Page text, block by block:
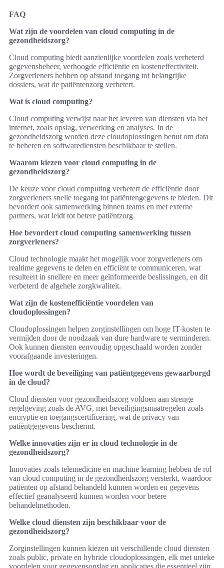
FAQ
Wat zijn de voordelen van cloud computing in de
gezondheidszorg?
Cloud computing biedt aanzienlijke voordelen zoals verbeterd
gegevensbeheer, verhoogde efficiëntie en kosteneffectiviteit.
Zorgverleners hebben op afstand toegang tot belangrijke
dossiers, wat de patiëntenzorg verbetert.
Wat is cloud computing?
Cloud computing verwijst naar het leveren van diensten via het
internet, zoals opslag, verwerking en analyses. In de
gezondheidszorg worden deze cloudoplossingen benut om data
te beheren en softwarediensten beschikbaar te stellen.
Waarom kiezen voor cloud computing in de
gezondheidszorg?
De keuze voor cloud computing verbetert de efficiëntie door
zorgverleners snelle toegang tot patiëntengegevens te bieden. Dit
bevordert ook samenwerking binnen teams en met externe
partners, wat leidt tot betere patiëntzorg.
Hoe bevordert cloud computing samenwerking tussen
zorgverleners?
Cloud technologie maakt het mogelijk voor zorgverleners om
realtime gegevens te delen en efficiënt te communiceren, wat
resulteert in snellere en meer geïnformeerde beslissingen, en dit
verbeterd de algehele zorgkwaliteit.
Wat zijn de kostenefficiëntie voordelen van
cloudoplossingen?
Cloudoplossingen helpen zorginstellingen om hoge IT-kosten te
vermijden door de noodzaak van dure hardware te verminderen.
Ook kunnen diensten eenvoudig opgeschaald worden zonder
voorafgaande investeringen.
Hoe wordt de beveiliging van patiëntgegevens gewaarborgd
in de cloud?
Cloud diensten voor gezondheidszorg voldoen aan strenge
regelgeving zoals de AVG, met beveiligingsmaatregelen zoals
encryptie en toegangscertificering, wat de privacy van
patiëntgegevens beschermt.
Welke innovaties zijn er in cloud technologie in de
gezondheidszorg?
Innovaties zoals telemedicine en machine learning hebben de rol
van cloud computing in de gezondheidszorg versterkt, waardoor
patiënten op afstand behandeld kunnen worden en gegevens
effectief geanalyseerd kunnen worden voor betere
behandelmethoden.
Welke cloud diensten zijn beschikbaar voor de
gezondheidszorg?
Zorginstellingen kunnen kiezen uit verschillende cloud diensten
zoals public, private en hybride cloudoplossingen, elk met unieke
voordelen voor gegevensopslag en applicaties die essentieel zijn